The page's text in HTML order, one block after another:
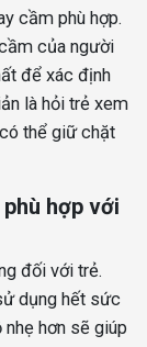
cầm phù hợp.
của người
để xác định
là hỏi trẻ xem
thể giữ chặt
hợp với
đối với trẻ.
dụng hết sức
hơn sẽ giúp